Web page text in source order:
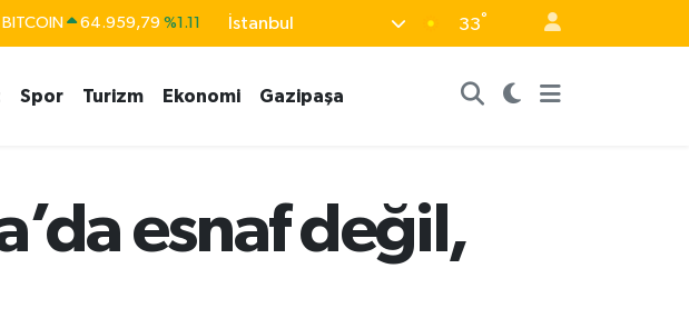
BITCOIN 64.959,79 %1.11
EURO 55,2510 %0.32
BİST100 13.779 %-14
İstanbul 33°
Spor Turizm Ekonomi Gazipaşa
esnaf değil,